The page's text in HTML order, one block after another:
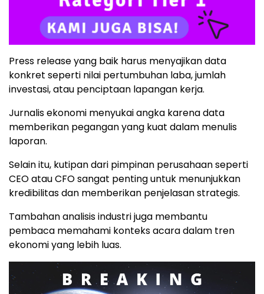
Press release yang baik harus menyajikan data
konkret seperti nilai pertumbuhan laba, jumlah
investasi, atau penciptaan lapangan kerja.
Jurnalis ekonomi menyukai angka karena data
memberikan pegangan yang kuat dalam menulis
laporan.
Selain itu, kutipan dari pimpinan perusahaan seperti
CEO atau CFO sangat penting untuk menunjukkan
kredibilitas dan memberikan penjelasan strategis.
Tambahan analisis industri juga membantu
pembaca memahami konteks acara dalam tren
ekonomi yang lebih luas.